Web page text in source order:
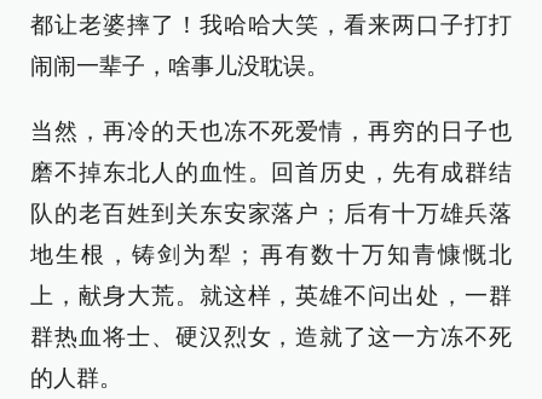
都让老婆摔了！我哈哈大笑，看来两口子打打
闹闹一辈子，啥事儿没耽误。
当然，再冷的天也冻不死爱情，再穷的日子也
磨不掉东北人的血性。回首历史，先有成群结
队的老百姓到关东安家落户；后有十万雄兵落
地生根，铸剑为犁；再有数十万知青慷慨北
上，献身大荒。就这样，英雄不问出处，一群
群热血将士、硬汉烈女，造就了这一方冻不死
的人群。